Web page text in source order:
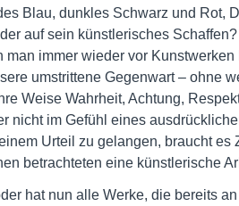
Blau, dunkles Schwarz und Rot,
auf sein künstlerisches Schaffen?
man immer wieder vor
umstrittene Gegenwart – ohne
Weise Wahrheit, Achtung,
nicht im Gefühl eines
Urteil zu gelangen, braucht es
betrachteten eine künstlerische
hat nun alle Werke, die bereits